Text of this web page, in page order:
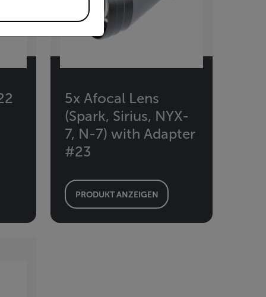
5x Afocal Lens
(Spark, Sirius, NYX-
7, N-7) with Adapter
#23
PRODUKT ANZEIGEN